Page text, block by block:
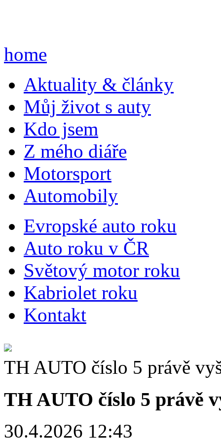
home
Aktuality & články
Můj život s auty
Kdo jsem
Z mého diáře
Motorsport
Automobily
Evropské auto roku
Auto roku v ČR
Světový motor roku
Kabriolet roku
Kontakt
TH AUTO číslo 5 právě
TH AUTO číslo 5 právě
30.4.2026 12:43